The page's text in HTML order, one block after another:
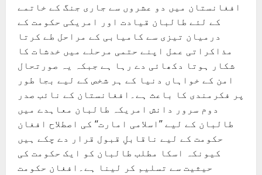
افغانستان میں دو عشروں سے جاری جنگ کے خاتمے
کے لئے طالبان قیادت اور امریکی حکومت کے
درمیان تیزی سے کامیابی کے مراحل طے کرتا
مذاکراتی عمل اپنے حتمی مرحلے میں خدشات کا
شکار ہوتا دکھائی دے رہا ہے جبکہ یہ صورتحال
امن کے خواہاں دنیا کے ہر شخص کے لیے بجا طور
پر فکرمندی کا باعث ہے۔افغانستان کے نائب صدر
دوم سرور دانش امریکہ طالبان معاہدے میں
طالبان کے لیے ’’اسلامی امارت‘‘ کی اصطلاح افغان
حکومت کے لیے ناقابلِ قبول قرار دے چکے ہیں
کیونکہ اسکا مطلب طالبان کو ایک حکومت کی
حیثیت سے تسلیم کر لینا ہے۔افغان حکومت